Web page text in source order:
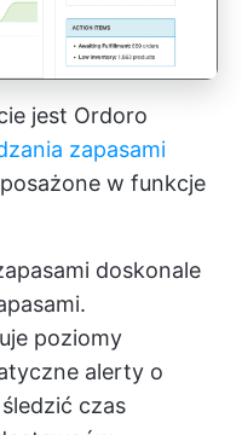
jest Ordoro
zapasami
w funkcje
doskonale
poziomy
alerty o
czas